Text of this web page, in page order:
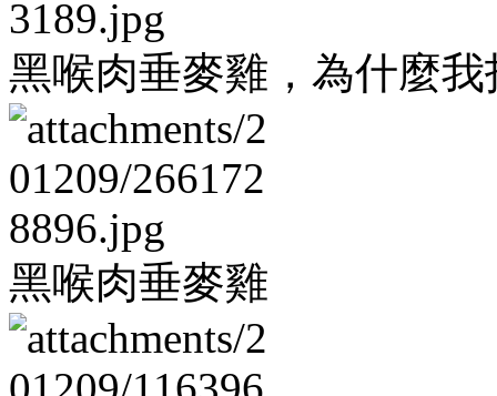
黑喉肉垂麥雞，為什麼
黑喉肉垂麥雞